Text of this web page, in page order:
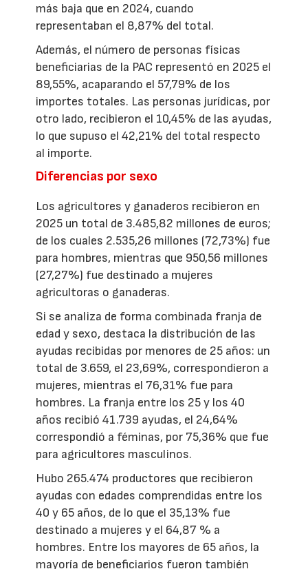
más baja que en 2024, cuando
representaban el 8,87% del total.
Además, el número de personas físicas
beneficiarias de la PAC representó en 2025 el
89,55%, acaparando el 57,79% de los
importes totales. Las personas jurídicas, por
otro lado, recibieron el 10,45% de las ayudas,
lo que supuso el 42,21% del total respecto
al importe.
Diferencias por sexo
Los agricultores y ganaderos recibieron en
2025 un total de 3.485,82 millones de euros;
de los cuales 2.535,26 millones (72,73%) fue
para hombres, mientras que 950,56 millones
(27,27%) fue destinado a mujeres
agricultoras o ganaderas.
Si se analiza de forma combinada franja de
edad y sexo, destaca la distribución de las
ayudas recibidas por menores de 25 años: un
total de 3.659, el 23,69%, correspondieron a
mujeres, mientras el 76,31% fue para
hombres. La franja entre los 25 y los 40
años recibió 41.739 ayudas, el 24,64%
correspondió a féminas, por 75,36% que fue
para agricultores masculinos.
Hubo 265.474 productores que recibieron
ayudas con edades comprendidas entre los
40 y 65 años, de lo que el 35,13% fue
destinado a mujeres y el 64,87 % a
hombres. Entre los mayores de 65 años, la
mayoría de beneficiarios fueron también